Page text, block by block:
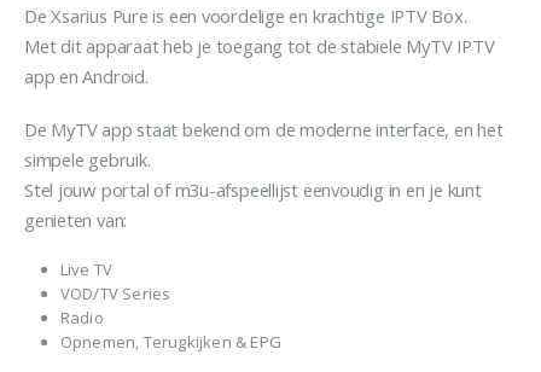
De Xsarius Pure is een voordelige en krachtige IPTV Box.
Met dit apparaat heb je toegang tot de stabiele MyTV IPTV
app en Android.
De MyTV app staat bekend om de moderne interface, en het
simpele gebruik.
Stel jouw portal of m3u-afspeellijst eenvoudig in en je kunt
genieten van:
Live TV
VOD/TV Series
Radio
Opnemen, Terugkijken & EPG